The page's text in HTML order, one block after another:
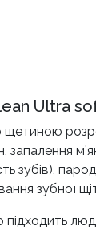
Ultra
зубів),
зубної
підходить